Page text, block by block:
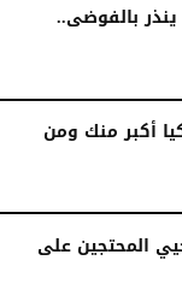
بالفوضى..
أكبر منك ومن
المحتجين على